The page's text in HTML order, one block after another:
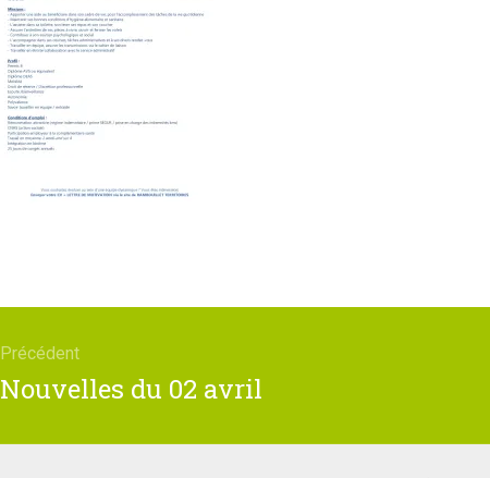
Précédent
Article
Nouvelles du 02 avril